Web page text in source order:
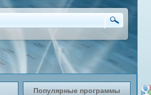
Популярные программы